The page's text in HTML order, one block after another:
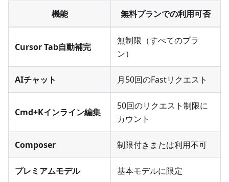
機能 無料プランでの利用可否
Cursor Tab自動補完
無制限（すべてのプラ
ン）
AIチャット 月50回のFastリクエスト
Cmd+Kインライン編集
50回のリクエスト制限に
カウント
Composer 制限付きまたは利用不可
プレミアムモデル 基本モデルに限定